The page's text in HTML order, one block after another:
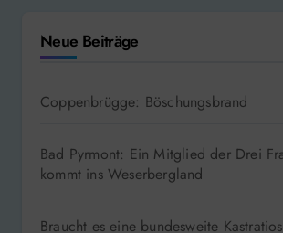
Neue Beiträge
Coppenbrügge: Böschungsbrand
Bad Pyrmont: Ein Mitglied der Drei
kommt ins Weserbergland
Braucht es eine bundesweite